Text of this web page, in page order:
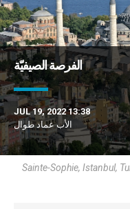
الفرصة الصيفيّة
JUL 19, 2022 13:38
الأب عماد طوال
Sainte-Sophie, Istanbul,